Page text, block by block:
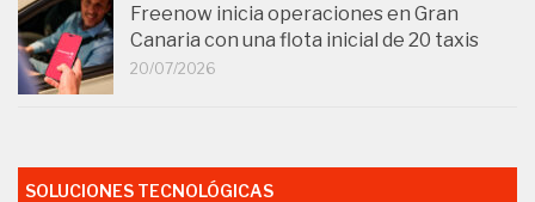
Freenow inicia operaciones en Gran
Canaria con una flota inicial de 20 taxis
20/07/2026
SOLUCIONES TECNOLÓGICAS